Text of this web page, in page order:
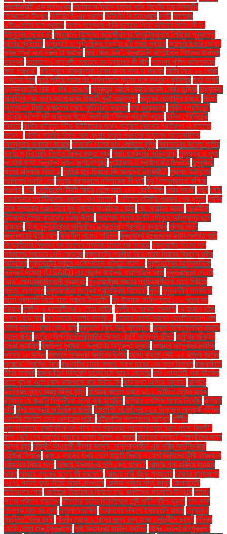
পররাষ্ট্রমন্ত্রী এস জয়শঙ্কর ভালোবাসা দিবসে যমুনায় পড়ে নিখোঁজ চার শিক্ষার্থীর
তিনজনকে উদ্ধার ভিটামিন ই-এর গুরুত্ব ভিটামিন বি কমপ্লেক্স ভ্যাট মঙ্গলবার
এইচএসসির ফল প্রকাশ মদ্যপ অবস্থায় গাড়ি চালাতে গিয়ে আটকের ভিডিওটি ড.
ইউনূসের মেয়ের নয় মধ্যরাতে বিক্ষোভ: জাহাঙ্গীরনগর বিশ্ববিদ্যালয়ে শিবিরের প্রকাশ্যে
আসার প্রতিবাদ মনোযোগ ও স্মৃতিশক্তি বাড়াতে ৯টি সহজ ব্যায়াম ময়েশ্চারাইজার মেখেও
ত্বক শুষ্ক হলে দ্রুত যা করবেন মরে যেতে চাই’: ইসরায়েলি আগ্রাসনে শিশুদের মানসিক
দুরবস্থা মহাকাশে ৯ মাস বন্দী: সবচেয়ে বড় চ্যালেঞ্জ কী ছিল মহানগর পুলিশ কমিশনারের
ক্ষমা প্রার্থনা" মাইগ্রেনে আক্রান্তরা রোজা রাখার সময় যা করবেন মাটির নিচে ৮৬ কেজি
ওজনের আলু মাঠে লুটিয়ে পড়ার পর হাসপাতালে মৃত্যুর সঙ্গে লড়ছেন ফুটবলার মাঠে সংঘর্ষ
ব্যানক্রফটের নাক ও কাঁধ ভেঙেছে মাতৃমৃত্যু হ্রাসে কেয়ার মডেল সেবার ভূমিকা মাধ্যমিক.
মানচিত্র এবং তথ্য সংশোধনের বিষয়টি খুবই গুরুত্বপূর্ণ মানুষের ভোগান্তি চরমে" মায়ের
অসুস্থতা: মির্জা ফখরুলের মেয়ে স্মৃতিচারণ করলেন মার্ক জাকারবার্গ মার্কিন প্রেসিডেন্ট
ডোনাল্ড ট্রাম্প যদি ভারতের পণ্যে সমপরিমাণ শুল্ক আরোপ করেন মার্কিন প্রেসিডেন্ট
নির্বাচন মার্কিন রাষ্ট্রদূত স্টিভ উইটকফের মধ্যে অনুষ্ঠিত বৈঠকের পর ট্রাম্প এ মন্তব্য
করেন। মার্কিন সামরিক বিমান আজ বুধবার দুপুরে পাঞ্জাবের অমৃতসর আন্তর্জাতিক
বিমানবন্দরে অবতরণ করেছে মিনিকেট চালের দাম কেজিতে বৃদ্ধি মিয়ানমারের জান্তা তৃতীয়
দফায় সু চির বাড়ি নিলামে বিক্রি করতে ব্যর্থ মির্জা ফখরুলের অভিযোগ" মুখপাত্র ও মুখ্য
সংগঠক ছাড়া অন্যান্য সকল অর্গানোগ্রাম মুঠোফোন ও স্বর্ণালংকার ছিনতাই মুম্বাইয়ে
বাসের ধাক্কায় নিহত ৬ মুরগির হাড় চিবানো কি আসলেই উপকারী?' মুহাম্মদ ইউনূসের
আপিলের শুনানি শেষ মৃত্যুর প্রাক্কালে মস্তিষ্কে কী ঘটে মৃদু শৈত্যপ্রবাহে কাঁপছে
পঞ্চগড় মেটা মেট্রোরেল টিকিট বিক্রি থেকে আয় ২৪৪ কোটি টাকা মেয়র প্রার্থী মেসি মেসি
রোনালদোর হ্যাটট্রিকের রেকর্ডে যোগ দিলেন" মেসিদের নাটকীয় পরাজয় শেষ মুহূর্তে মেসির
সঙ্গে সম্পর্কের গুঞ্জন নিয়ে মুখ খুললেন সাংবাদিক সোফি মো. সারজিদ আলম মোবাইলে
ইন্টারনেট স্পিড বাড়ানোর সহজ উপায় মোহাম্মদ সালাহ চলতি মৌসুমে অবিশ্বাস্য ছন্দে
রয়েছেন যাকে যুক্তরাষ্ট্রের অভিবাসন কর্মকর্তারা গ্রেপ্তার করেছেন যাঁদের স্তন
ক্যানসারের ঝুঁকি বেশি যিনি টিপু নামেও পরিচিত যুক্তরাষ্ট্র ইয়েমেনের ইরান-সমর্থিত হুতি
বিদ্রোহীদের বিরুদ্ধে বড় আকারে সামরিক হামলা শুরু করেছে যুক্তরাষ্ট্রে ডিমের দাম
সর্বকালের সবচেয়ে বেশি বেড়েছে যুক্তরাষ্ট্রে পরকীয়া নিয়ে নায়ক নিরবের বিরুদ্ধে স্ত্রীর
অভিযোগ যুক্তরাষ্ট্রে স্কুলে এলোপাতাড়ি গুলিতে নিহত ৩ যুক্তরাষ্ট্রের আন্তর্জাতিক
উন্নয়ন সংস্থা (USAID) এর প্রধান কার্যালয় ওয়াশিংটনে আজ যুক্তরাষ্ট্রের দেওয়া
'থাড' ক্ষেপণাস্ত্রবিধ্বংসী ব্যবস্থা: যুক্তরাষ্ট্রের বাজারে প্রতিযোগীদের চেয়ে পিছিয়ে
পড়ছে বাংলাদেশ যুক্তরাষ্ট্রের শুল্কের প্রতিক্রিয়া হিসেবে" যুদ্ধ যুদ্ধকালীন সতর্কতার
মতো প্রস্তুতি নিতে হবে: প্রধান উপদেষ্টা" যুব উন্নয়ন অধিদপ্তরে ১২০ পদের বড়
নিয়োগ যুবলীগ ও ছাত্রলীগের ৪ নেতা আটক যুবলীগের সাবেক সভাপতি যে কারণে হঠাৎ
ওজন বেড়ে যায় যেন মেঘের ভেলায় ভাসছি... যেভাবে রেকর্ড করবেন হোয়াটসঅ্যাপ কল
যেসব কারণে রোজা ভেঙে যায় রক্তচাপ নিয়ে কিছু আলোচনা রক্তে হিমোগ্লোবিন বাড়াবে
যেসব খাবার রংপুর গ্রেপ্তার নীলফামারীর সাবেক এমপি আফতাব উদ্দিন রংপুরের আকাশে
মেঠো আবাবিল রমজানুল মুবারক - কল্যাণের অফুরন্ত ভান্ডার রমজানে আল্লাহর নৈকট্য
লাভের ১০ আমল রমজানে তাকওয়া অর্জনের উপায় রহস্য বাড়ছে সেই '২৫ হাজার বছরের
পুরোনো' পিরামিড নিয়ে রাঙামাটির চায়না কমলা: সফল চাষের এক নতুন দিগন্ত রাজধানীতে
তীব্র যানজট রাজধানীতে মিনিকেট চালের দাম আরও বেড়েছে রাত পোহালেই শুরু বইমেলা
রাতে ঘুম না এলে কোন কাজগুলো করা উচিত নয় রানি তখন এগিয়ে আসেন" রাশিয়া-
ইউক্রেন যুদ্ধে অস্ত্র বিক্রি বৃদ্ধি রাশিয়ায় বহুতল ভবনে ৯/১১ স্টাইলে ড্রোন হামলা
রাশিয়ায় যে বাঙালি বিপ্লবীকে হত্যা করা হয়েছিল রাশিয়ার ওখটস্ক সাগরে নিখোঁজ রাশিয়ার
দাবি রাষ্ট্র সংস্কার অতিরিক্ত জরুরি রাষ্ট্রপতি সংবিধানের ১০৬ অনুচ্ছেদ অনুযায়ী সুপ্রিম
কোর্টের মতামত চেয়ে রেফারেন্স পাঠান রাষ্ট্রপতির পদত্যাগের আহ্বান রাষ্ট্রীয়
পৃষ্ঠপোষকতায় রাজনৈতিক দল গঠন হলে সরকারের গ্রহণযোগ্যতা হ্রাস পাবে: রিজভী"
রাস্ট বেল্টে শেষ মুহূর্তের প্রচারে ব্যস্ত ট্রাম্প ও কমলা রাহাতের কনসার্টে শিক্ষার্থীদের জন্য
বিশেষ ছাড় রিজভী: আওয়ামী লীগের কর্মসূচি 'অনুশোচনাহীন এক নারীর আর্তচিৎকার'
রোগীরা বিপাকে রোজ ৫ ধরনের খাবার খেলে ফ্যাটি লিভার ও হেপাটাইটিসের ঝুঁকি থাকবে না
রোজাদার শিশুর যত্ন রোজায় ইসবগুলের ভুসি কেন খাবেন? রোজায় গলা শুকিয়ে যাওয়ার
কারণ রোজায় ত্বকের যত্নে কী করবেন? রোজায় নারী বাঁচুক সুস্থতায় রোজার খাদ্যপণ্যে
৭৫% পর্যন্ত ছাড় দিচ্ছে আরব দেশগুলো রোজার প্রকার সমূহ জানুন রোনালদোই
ইতিহাসের সেরা রোহিঙ্গারা মিয়ানমারে ফিরতে চায়: জাতিসংঘ মহাসচিব উখিয়ায় র্তমানে
ঋণের পরিমাণ বাড়লেও র্যটকদের কঠোর বিধিনিষেধে সেন্ট মার্টিন দ্বীপ ভ্রমণ লাল কার্ড
লালশাক লাল হয় কেন লালশাপলারবিল' লেবাননের দক্ষিণে ইসরায়েলি হামলা লোকমুখে
প্রচলিত 'খনার বচন' শনিবার থেকে ৯ মাসের জন্য বন্ধ হচ্ছে সেন্টমার্টিন ভ্রমণ শনিবার
থেকে রোজা শুরু যুক্তরাষ্ট্রে শমী কায়সারের জামিন স্থগিত শর্ষের তেলের উপযুক্ততা